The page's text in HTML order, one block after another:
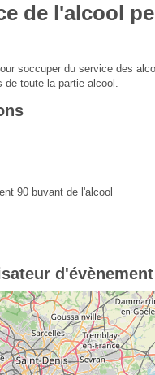
de l'alcool
soccuper du service des
de toute la partie alcool.
90 buvant de l'alcool
d'évènement